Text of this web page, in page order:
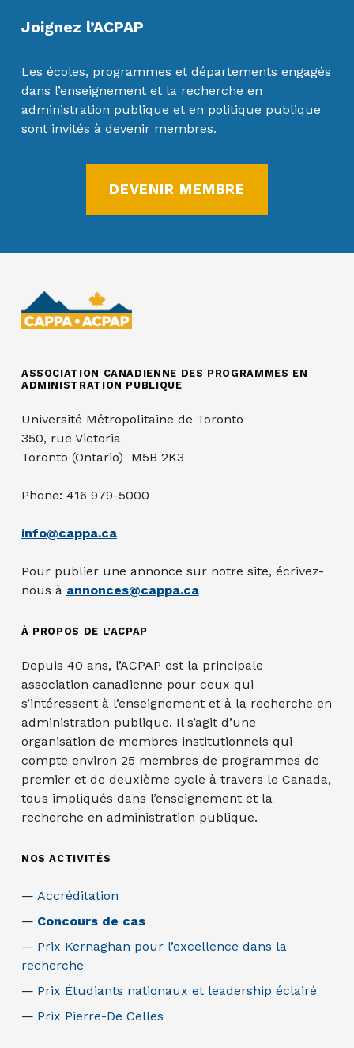
Joignez l’ACPAP
Les écoles, programmes et départements engagés
dans l’enseignement et la recherche en
administration publique et en politique publique
sont invités à devenir membres.
DEVENIR MEMBRE
ASSOCIATION CANADIENNE DES PROGRAMMES EN
ADMINISTRATION PUBLIQUE
Université Métropolitaine de Toronto
350, rue Victoria
Toronto (Ontario) M5B 2K3
Phone: 416 979-5000
info@cappa.ca
Pour publier une annonce sur notre site, écrivez-
nous à annonces@cappa.ca
À PROPOS DE L’ACPAP
Depuis 40 ans, l’ACPAP est la principale
association canadienne pour ceux qui
s’intéressent à l’enseignement et à la recherche en
administration publique. Il s’agit d’une
organisation de membres institutionnels qui
compte environ 25 membres de programmes de
premier et de deuxième cycle à travers le Canada,
tous impliqués dans l’enseignement et la
recherche en administration publique.
NOS ACTIVITÉS
Accréditation
Concours de cas
Prix Kernaghan pour l’excellence dans la
recherche
Prix Étudiants nationaux et leadership éclairé
Prix Pierre-De Celles